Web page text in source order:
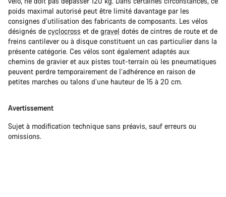
poids maximal autorisé peut être limité davantage par les
consignes d’utilisation des fabricants de composants. Les vélos
désignés de cyclocross et de gravel dotés de cintres de route et de
freins cantilever ou à disque constituent un cas particulier dans la
présente catégorie. Ces vélos sont également adaptés aux
chemins de gravier et aux pistes tout-terrain où les pneumatiques
peuvent perdre temporairement de l’adhérence en raison de
petites marches ou talons d’une hauteur de 15 à 20 cm.
Avertissement
Sujet à modification technique sans préavis, sauf erreurs ou
omissions.